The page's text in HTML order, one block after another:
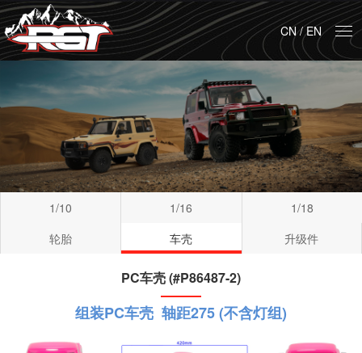
CN/EN
1/10 1/16
1/18
轮胎
车壳 升级件
PC车壳 (#P86487-2)
组装PC车壳 轴距275 (不含灯组)